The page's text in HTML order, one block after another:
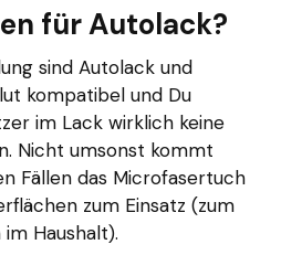
für Autolack?
sind Autolack und
kompatibel und Du
im Lack wirklich keine
Nicht umsonst kommt
Fällen das Microfasertuch
zum Einsatz (zum
Haushalt).